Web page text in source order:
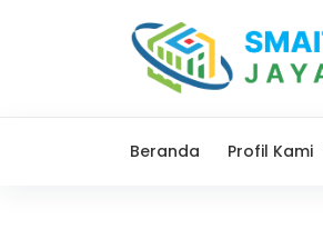
Beranda Profil Kami